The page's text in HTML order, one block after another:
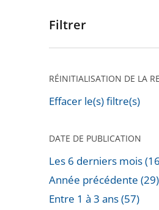
Passer
pour
après
Filtrer
RÉINITIALISATION DE LA
Effacer le(s) filtre(s)
DATE DE PUBLICATION
Les 6 derniers mois
Année précédente (29)
Entre 1 à 3 ans (57)